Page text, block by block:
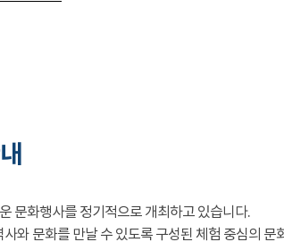
문화행사를 정기적으로 개최하고 있습니다.
와 문화를 만날 수 있도록 구성된 체험 중심의 문